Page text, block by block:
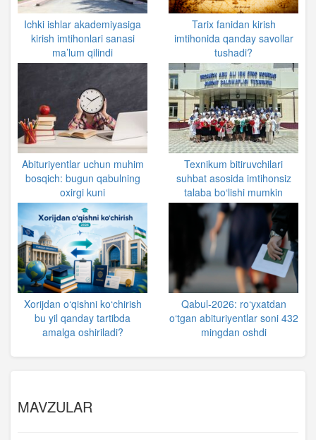
Ichki ishlar akademiyasiga
kirish imtihonlari sanasi
ma’lum qilindi
Tarix fanidan kirish
imtihonida qanday savollar
tushadi?
Abituriyentlar uchun muhim
bosqich: bugun qabulning
oxirgi kuni
Texnikum bitiruvchilari
suhbat asosida imtihonsiz
talaba bo‘lishi mumkin
Xorijdan o‘qishni ko‘chirish
bu yil qanday tartibda
amalga oshiriladi?
Qabul-2026: ro‘yxatdan
o‘tgan abituriyentlar soni 432
mingdan oshdi
MAVZULAR